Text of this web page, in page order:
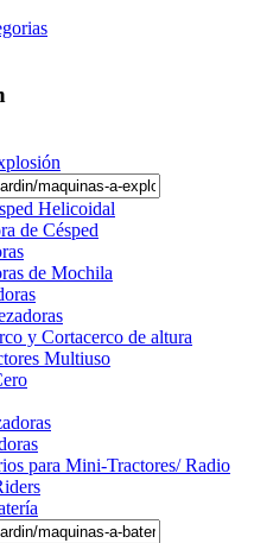
Helicoidal
de Césped
de Mochila
y Cortacerco de altura
Multiuso
para Mini-Tractores/ Radio